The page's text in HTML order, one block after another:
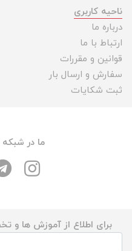
ناحیه کاربری
درباره ما
ارتباط با ما
قوانین و مقررات
سفارش و ارسال بار
ثبت شکایات
ما در
برای اطلاع از آموزش ها و